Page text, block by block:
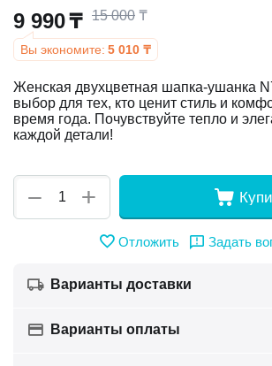
9 990₸ 15 000 ₸
Вы экономите: 5 010 ₸
Женская двухцветная шапка-ушанка
выбор для тех, кто ценит стиль и
время года. Почувствуйте тепло и
каждой детали!
+
−
Отложить Задать
Варианты доставки
Варианты оплаты